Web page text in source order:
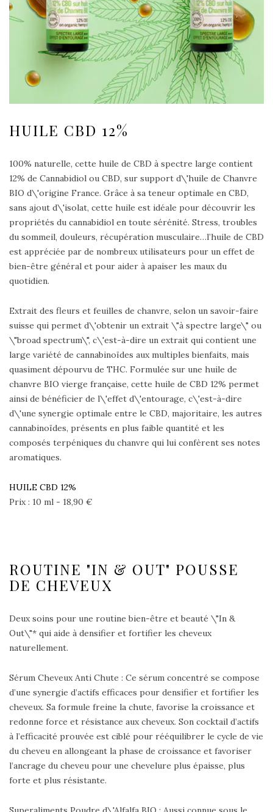
HUILE CBD 12%
100% naturelle, cette huile de CBD à spectre large contient
12% de Cannabidiol ou CBD, sur support d\'huile de Chanvre
BIO d\'origine France. Grâce à sa teneur optimale en CBD,
sans ajout d\'isolat, cette huile est idéale pour découvrir les
propriétés du cannabidiol en toute sérénité. Stress, troubles
du sommeil, douleurs, récupération musculaire…l’huile de CBD
est appréciée par de nombreux utilisateurs pour un effet de
bien-être général et pour aider à apaiser les maux du
quotidien.
Extrait des fleurs et feuilles de chanvre, selon un savoir-faire
suisse qui permet d\'obtenir un extrait \"à spectre large\" ou
\"broad spectrum\", c\'est-à-dire un extrait qui contient une
large variété de cannabinoïdes aux multiples bienfaits, mais
quasiment dépourvu de THC. Formulée sur une huile de
chanvre BIO vierge française, cette huile de CBD 12% permet
ainsi de bénéficier de l\'effet d\'entourage, c\'est-à-dire
d\'une synergie optimale entre le CBD, majoritaire, les autres
cannabinoïdes, présents en plus faible quantité et les
composés terpéniques du chanvre qui lui confèrent ses notes
aromatiques.
HUILE CBD 12%
Prix : 10 ml - 18,90 €
ROUTINE "IN & OUT" POUSSE
DE CHEVEUX
Deux soins pour une routine bien-être et beauté \"In &
Out\"* qui aide à densifier et fortifier les cheveux
naturellement.
Sérum Cheveux Anti Chute : Ce sérum concentré se compose
d’une synergie d’actifs efficaces pour densifier et fortifier les
cheveux. Sa formule freine la chute, favorise la croissance et
redonne force et résistance aux cheveux. Son cocktail d’actifs
à l’efficacité prouvée est ciblé pour rééquilibrer le cycle de vie
du cheveu en allongeant la phase de croissance et favoriser
l’ancrage du cheveu pour une chevelure plus épaisse, plus
forte et plus résistante.